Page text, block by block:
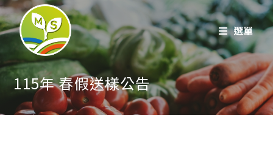
跳
至
容
選單
115年 春假送樣公告